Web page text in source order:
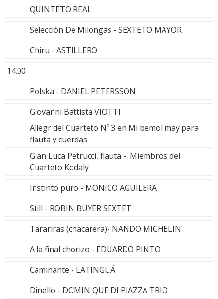
QUINTETO REAL
Selección De Milongas - SEXTETO MAYOR
Chiru - ASTILLERO
14.00
Polska - DANIEL PETERSSON
Giovanni Battista VIOTTI
Allegr del Cuarteto Nº 3 en Mi bemol may para
flauta y cuerdas
Gian Luca Petrucci, flauta - Miembros del
Cuarteto Kodaly
Instinto puro - MONICO AGUILERA
Still - ROBIN BUYER SEXTET
Tarariras (chacarera)- NANDO MICHELIN
A la final chorizo - EDUARDO PINTO
Caminante - LATINGUÁ
Dinello - DOMINIQUE DI PIAZZA TRIO